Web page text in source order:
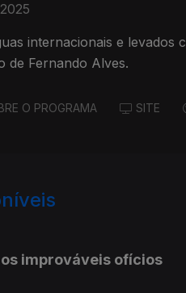
internacionais e levados
de Fernando Alves.
O PROGRAMA SITE
improváveis ofícios